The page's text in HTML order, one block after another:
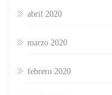
abril 2020
marzo 2020
febrero 2020